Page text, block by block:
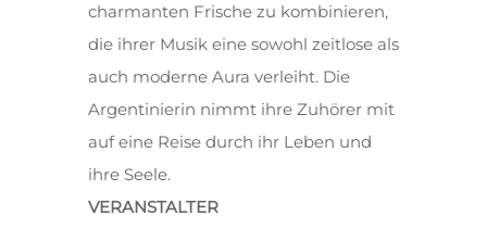
charmanten Frische zu kombinieren,
die ihrer Musik eine sowohl zeitlose als
auch moderne Aura verleiht. Die
Argentinierin nimmt ihre Zuhörer mit
auf eine Reise durch ihr Leben und
ihre Seele.
VERANSTALTER